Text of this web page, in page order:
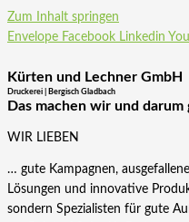
Zum Inhalt springen
Envelope Facebook Linkedin
Kürten und Lechner GmbH
Druckerei | Bergisch Gladbach
Das machen wir und darum
WIR LIEBEN
… gute Kampagnen,
Lösungen und innovative
sondern Spezialisten für gute